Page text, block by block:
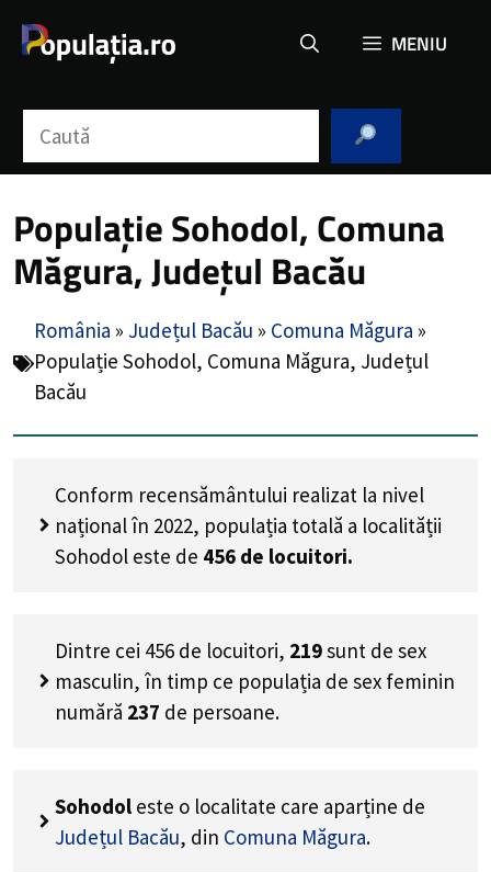
MENIU
Populație Sohodol, Comuna
Măgura, Județul Bacău
România » Județul Bacău » Comuna Măgura »
Populație Sohodol, Comuna Măgura, Județul
Bacău
Conform recensământului realizat la nivel
național în 2022, populația totală a localității
Sohodol este de 456 de locuitori.
Dintre cei 456 de locuitori, 219sunt de sex
masculin, în timp ce populația de sex feminin
numără 237 de persoane.
Sohodol este o localitate care aparține de
Județul Bacău, din Comuna Măgura.